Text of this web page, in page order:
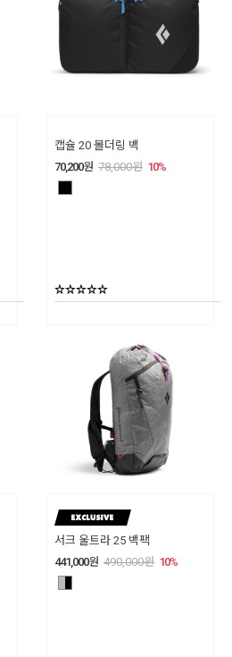
캡슐 20 볼더링 백
70,200원 78,000원 10%
서크 울트라 25 백팩
441,000원 490,000원 10%